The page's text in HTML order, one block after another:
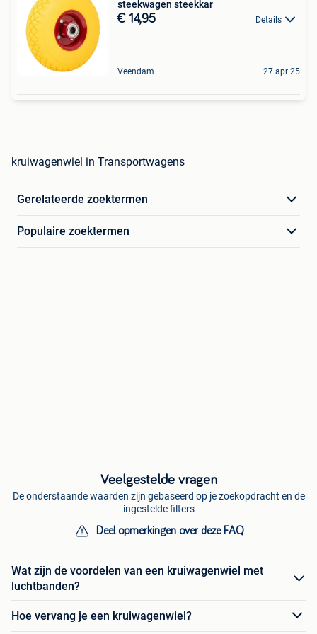
steekwagen steekkar
€ 14,95 Details
Veendam 27 apr 25
kruiwagenwiel in Transportwagens
Gerelateerde zoektermen
Populaire zoektermen
Veelgestelde vragen
De onderstaande waarden zijn gebaseerd op je zoekopdracht en de
ingestelde filters
Deel opmerkingen over deze FAQ
Wat zijn de voordelen van een kruiwagenwiel met
luchtbanden?
Hoe vervang je een kruiwagenwiel?